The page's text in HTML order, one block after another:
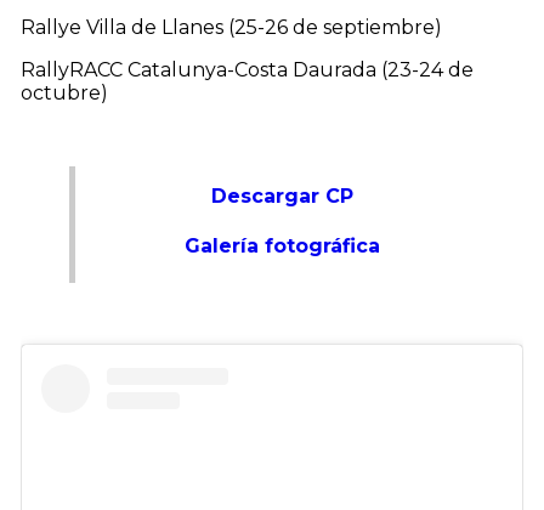
Rallye Villa de Llanes (25-26 de septiembre)
RallyRACC Catalunya-Costa Daurada (23-24 de
octubre)
Descargar CP
Galería fotográfica